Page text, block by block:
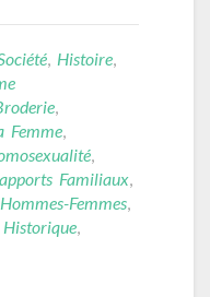
, Histoire,
,
Femme,
,
Familiaux,
Femmes,
,